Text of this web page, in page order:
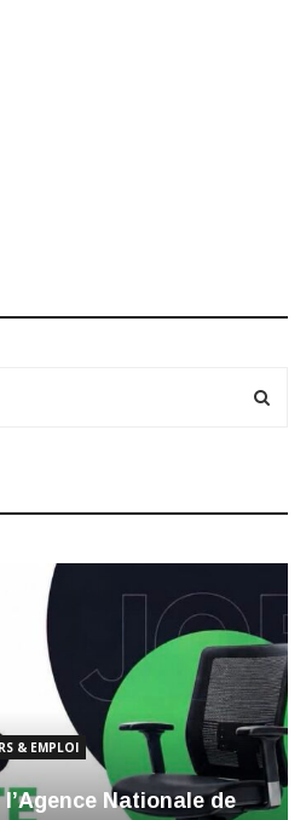
& EMPLOI
Nationale de